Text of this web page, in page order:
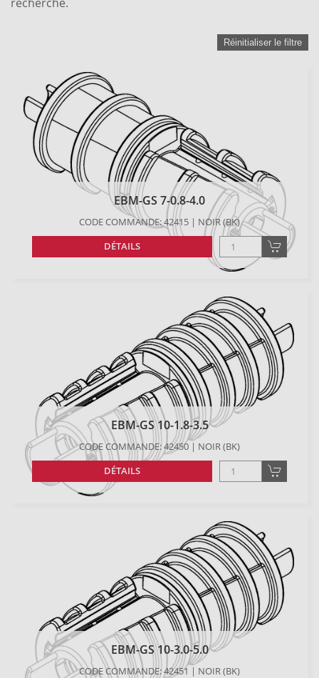
Réinitialiser le filtre
EBM-GS 7-0.8-4.0
CODE COMMANDE: 42415 | NOIR (BK)
DÉTAILS
EBM-GS 10-1.8-3.5
CODE COMMANDE: 42450 | NOIR (BK)
DÉTAILS
EBM-GS 10-3.0-5.0
CODE COMMANDE: 42451 | NOIR (BK)